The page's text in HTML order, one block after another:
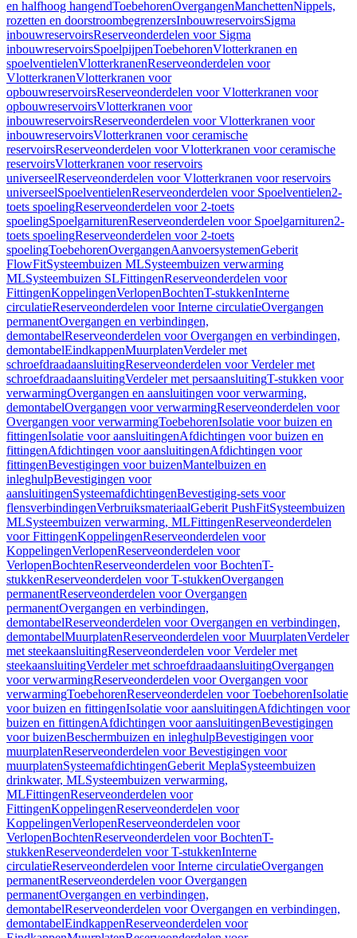
en halfhoog hangendToebehorenOvergangenManchettenNippels,
rozetten en doorstroombegrenzersInbouwreservoirsSigma
inbouwreservoirsReserveonderdelen voor Sigma
inbouwreservoirsSpoelpijpenToebehorenVlotterkranen en
spoelventielenVlotterkranenReserveonderdelen voor
VlotterkranenVlotterkranen voor
opbouwreservoirsReserveonderdelen voor Vlotterkranen voor
opbouwreservoirsVlotterkranen voor
inbouwreservoirsReserveonderdelen voor Vlotterkranen voor
inbouwreservoirsVlotterkranen voor ceramische
reservoirsReserveonderdelen voor Vlotterkranen voor ceramische
reservoirsVlotterkranen voor reservoirs
universeelReserveonderdelen voor Vlotterkranen voor reservoirs
universeelSpoelventielenReserveonderdelen voor Spoelventielen2-
toets spoelingReserveonderdelen voor 2-toets
spoelingSpoelgarniturenReserveonderdelen voor Spoelgarnituren2-
toets spoelingReserveonderdelen voor 2-toets
spoelingToebehorenOvergangenAanvoersystemenGeberit
FlowFitSysteembuizen MLSysteembuizen verwarming
MLSysteembuizen SLFittingenReserveonderdelen voor
FittingenKoppelingenVerlopenBochtenT-stukkenInterne
circulatieReserveonderdelen voor Interne circulatieOvergangen
permanentOvergangen en verbindingen,
demontabelReserveonderdelen voor Overgangen en verbindingen,
demontabelEindkappenMuurplatenVerdeler met
schroefdraadaansluitingReserveonderdelen voor Verdeler met
schroefdraadaansluitingVerdeler met persaansluitingT-stukken voor
verwarmingOvergangen en aansluitingen voor verwarming,
demontabelOvergangen voor verwarmingReserveonderdelen voor
Overgangen voor verwarmingToebehorenIsolatie voor buizen en
fittingenIsolatie voor aansluitingenAfdichtingen voor buizen en
fittingenAfdichtingen voor aansluitingenAfdichtingen voor
fittingenBevestigingen voor buizenMantelbuizen en
inleghulpBevestigingen voor
aansluitingenSysteemafdichtingenBevestiging-sets voor
flensverbindingenVerbruiksmateriaalGeberit PushFitSysteembuizen
MLSysteembuizen verwarming, MLFittingenReserveonderdelen
voor FittingenKoppelingenReserveonderdelen voor
KoppelingenVerlopenReserveonderdelen voor
VerlopenBochtenReserveonderdelen voor BochtenT-
stukkenReserveonderdelen voor T-stukkenOvergangen
permanentReserveonderdelen voor Overgangen
permanentOvergangen en verbindingen,
demontabelReserveonderdelen voor Overgangen en verbindingen,
demontabelMuurplatenReserveonderdelen voor MuurplatenVerdeler
met steekaansluitingReserveonderdelen voor Verdeler met
steekaansluitingVerdeler met schroefdraadaansluitingOvergangen
voor verwarmingReserveonderdelen voor Overgangen voor
verwarmingToebehorenReserveonderdelen voor ToebehorenIsolatie
voor buizen en fittingenIsolatie voor aansluitingenAfdichtingen voor
buizen en fittingenAfdichtingen voor aansluitingenBevestigingen
voor buizenBeschermbuizen en inleghulpBevestigingen voor
muurplatenReserveonderdelen voor Bevestigingen voor
muurplatenSysteemafdichtingenGeberit MeplaSysteembuizen
drinkwater, MLSysteembuizen verwarming,
MLFittingenReserveonderdelen voor
FittingenKoppelingenReserveonderdelen voor
KoppelingenVerlopenReserveonderdelen voor
VerlopenBochtenReserveonderdelen voor BochtenT-
stukkenReserveonderdelen voor T-stukkenInterne
circulatieReserveonderdelen voor Interne circulatieOvergangen
permanentReserveonderdelen voor Overgangen
permanentOvergangen en verbindingen,
demontabelReserveonderdelen voor Overgangen en verbindingen,
demontabelEindkappenReserveonderdelen voor